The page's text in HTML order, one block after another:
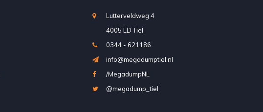
Lutterveldweg 4
4005 LD Tiel
0344 - 621186
info@megadumptiel.nl
/MegadumpNL
@megadump_tiel